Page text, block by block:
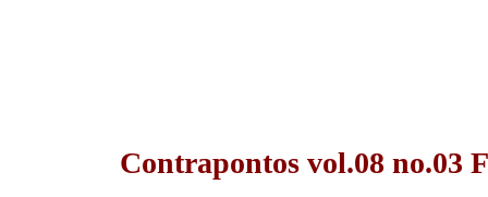
Contrapontos vol.08 no.03